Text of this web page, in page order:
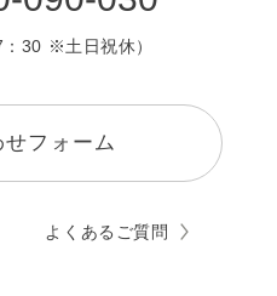
：30 ※土日祝休）
フォーム
よくあるご質問